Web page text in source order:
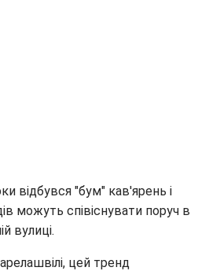
відбувся "бум" кав'ярень і
можуть співіснувати поруч в
вулиці.
цей тренд